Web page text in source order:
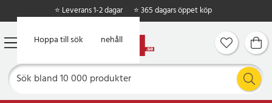
Hoppa till huvudinnehåll
Hoppa till sök
⭐ Leverans 1-2 dagar ⭐ 365 dagars öppet köp